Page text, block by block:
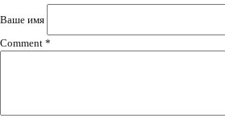
Ваше имя
Comment *